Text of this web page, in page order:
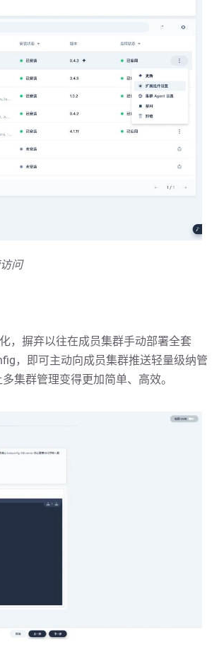
问
，摒弃以往在成员集群手动部署全套
，即可主动向成员集群推送轻量级纳管
集群管理变得更加简单、高效。